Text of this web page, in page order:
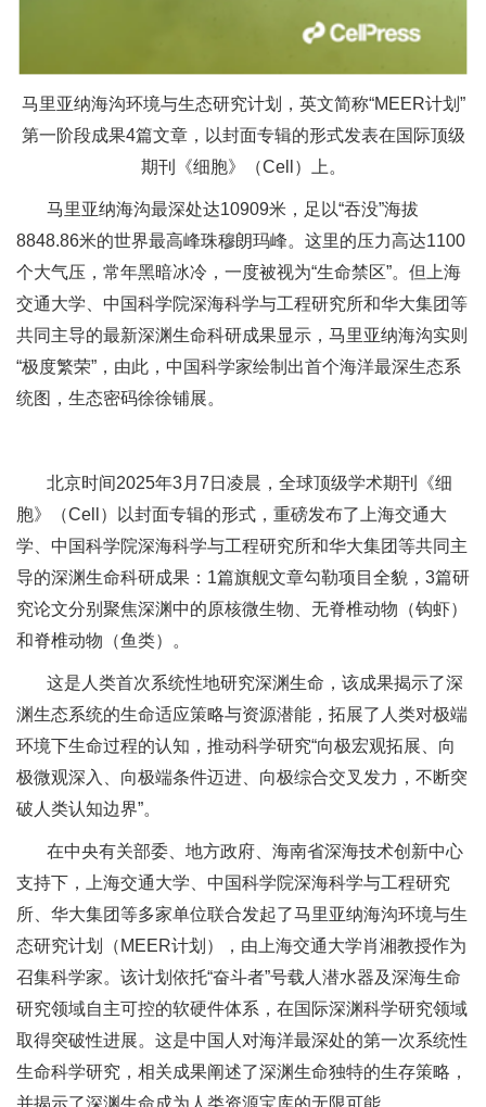
马里亚纳海沟环境与生态研究计划，英文简称“MEER计划”
第一阶段成果4篇文章，以封面专辑的形式发表在国际顶级
期刊《细胞》（Cell）上。
马里亚纳海沟最深处达10909米，足以“吞没”海拔
8848.86米的世界最高峰珠穆朗玛峰。这里的压力高达1100
个大气压，常年黑暗冰冷，一度被视为“生命禁区”。但上海
交通大学、中国科学院深海科学与工程研究所和华大集团等
共同主导的最新深渊生命科研成果显示，马里亚纳海沟实则
“极度繁荣”，由此，中国科学家绘制出首个海洋最深生态系
统图，生态密码徐徐铺展。
北京时间2025年3月7日凌晨，全球顶级学术期刊《细
胞》（Cell）以封面专辑的形式，重磅发布了上海交通大
学、中国科学院深海科学与工程研究所和华大集团等共同主
导的深渊生命科研成果：1篇旗舰文章勾勒项目全貌，3篇研
究论文分别聚焦深渊中的原核微生物、无脊椎动物（钩虾）
和脊椎动物（鱼类）。
这是人类首次系统性地研究深渊生命，该成果揭示了深
渊生态系统的生命适应策略与资源潜能，拓展了人类对极端
环境下生命过程的认知，推动科学研究“向极宏观拓展、向
极微观深入、向极端条件迈进、向极综合交叉发力，不断突
破人类认知边界”。
在中央有关部委、地方政府、海南省深海技术创新中心
支持下，上海交通大学、中国科学院深海科学与工程研究
所、华大集团等多家单位联合发起了马里亚纳海沟环境与生
态研究计划（MEER计划），由上海交通大学肖湘教授作为
召集科学家。该计划依托“奋斗者”号载人潜水器及深海生命
研究领域自主可控的软硬件体系，在国际深渊科学研究领域
取得突破性进展。这是中国人对海洋最深处的第一次系统性
生命科学研究，相关成果阐述了深渊生命独特的生存策略，